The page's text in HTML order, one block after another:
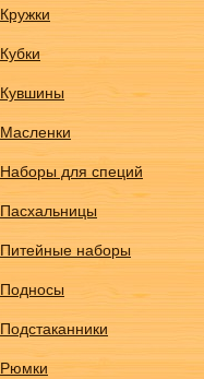
Кружки
Кубки
Кувшины
Масленки
Наборы для специй
Пасхальницы
Питейные наборы
Подносы
Подстаканники
Рюмки